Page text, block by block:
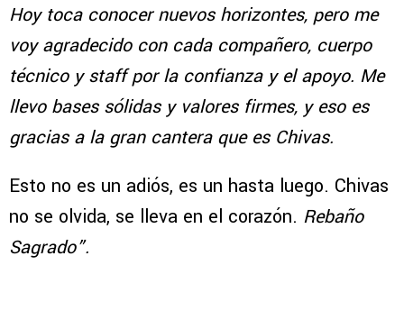
Hoy toca conocer nuevos horizontes, pero me
voy agradecido con cada compañero, cuerpo
técnico y staff por la confianza y el apoyo. Me
llevo bases sólidas y valores firmes, y eso es
gracias a la gran cantera que es Chivas.
Esto no es un adiós, es un hasta luego. Chivas
no se olvida, se lleva en el corazón. Rebaño
Sagrado”.